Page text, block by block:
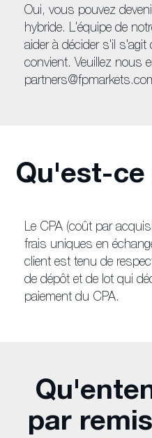
Oui, vous pouvez
hybride. L'équipe de
aider à décider s'il
convient. Veuillez nous
Qu'est-ce
Le CPA (coût par
frais uniques en
client est tenu de
de dépôt et de lot qui
paiement du CPA.
par